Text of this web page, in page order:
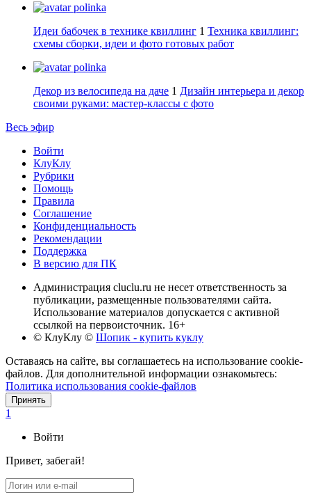
polinka
Идеи бабочек в технике квиллинг 1 Техника квиллинг:
схемы сборки, идеи и фото готовых работ
polinka
Декор из велосипеда на даче 1 Дизайн интерьера и декор
своими руками: мастер-классы с фото
Весь эфир
Войти
КлуКлу
Рубрики
Помощь
Правила
Соглашение
Конфиденциальность
Рекомендации
Поддержка
В версию для ПК
Администрация cluclu.ru не несет ответственность за
публикации, размещенные пользователями сайта.
Использование материалов допускается с активной
ссылкой на первоисточник. 16+
© КлуКлу © Шопик - купить куклу
Оставаясь на сайте, вы соглашаетесь на использование cookie-
файлов. Для дополнительной информации ознакомьтесь:
Политика использования cookie-файлов
Принять
1
Войти
Привет, забегай!